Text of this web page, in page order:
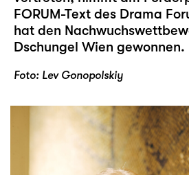
FORUM-Text des Drama
hat den
Dschungel Wien gewonnen.
Foto: Lev Gonopolskiy